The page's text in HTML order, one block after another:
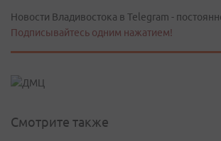
Новости Владивостока в Telegram -
Подписывайтесь одним нажатием!
Смотрите также